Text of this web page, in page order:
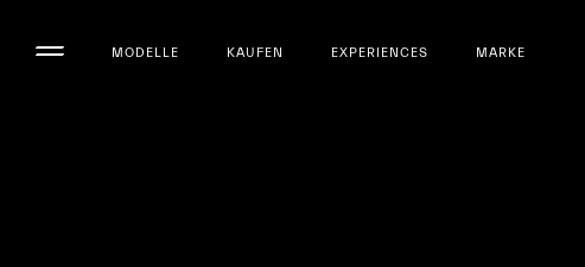
MODELLE KAUFEN EXPERIENCES MARKE